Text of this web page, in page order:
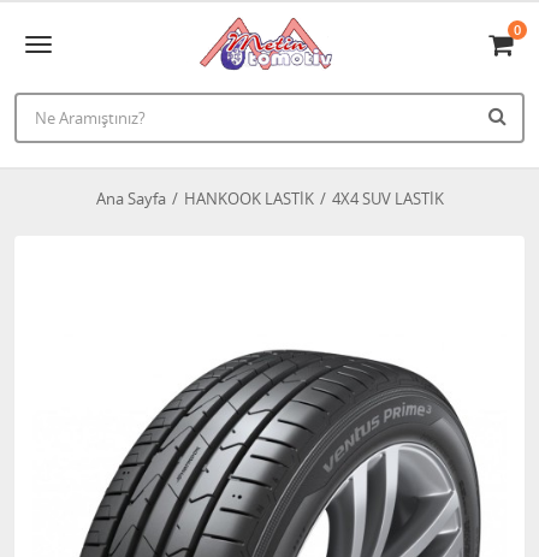
0
Ana Sayfa HANKOOK LASTİK 4X4 SUV LASTİK